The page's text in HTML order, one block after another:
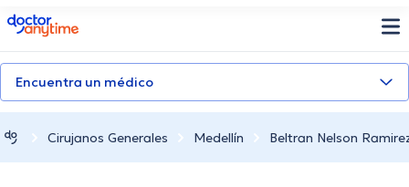
doctoranytime
Encuentra un médico
Cirujanos Generales Medellín Beltran Nelson